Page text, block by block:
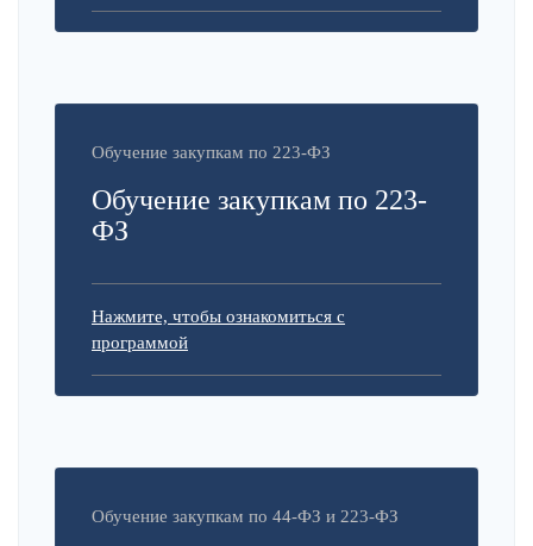
Обучение закупкам по 223-ФЗ
Обучение закупкам по 223-
ФЗ
Нажмите, чтобы ознакомиться с
программой
Обучение закупкам по 44-ФЗ и 223-ФЗ